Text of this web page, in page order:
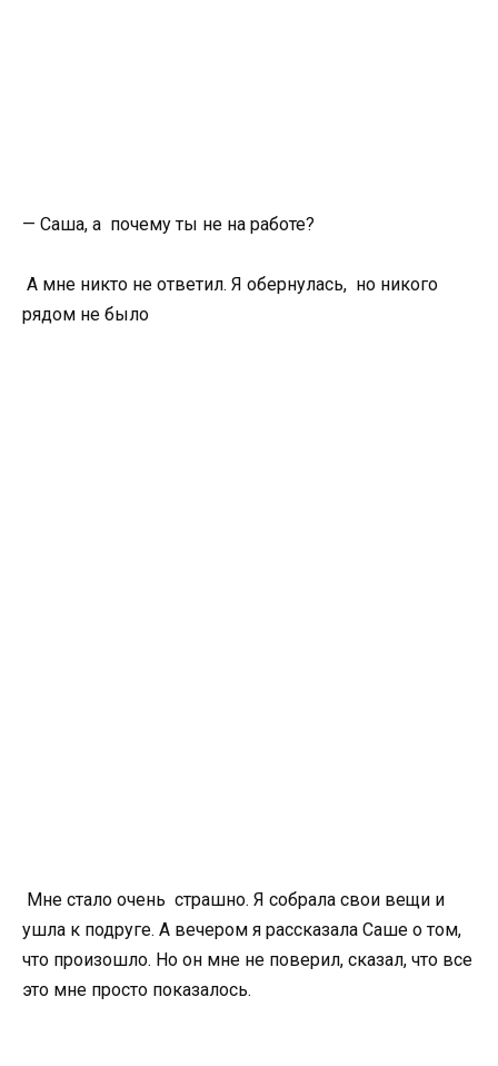
— Саша, а почему ты не на работе?
А мне никто не ответил. Я обернулась, но никого
рядом не было
Мне стало очень страшно. Я собрала свои вещи и
ушла к подруге. А вечером я рассказала Саше о том,
что произошло. Но он мне не поверил, сказал, что все
это мне просто показалось.